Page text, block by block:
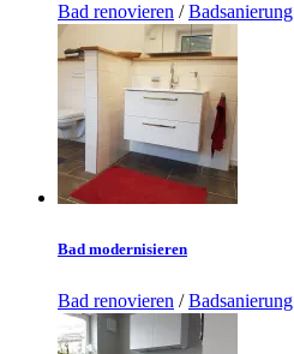
Bad renovieren /Badsanierung
Bad modernisieren
Bad renovieren /Badsanierung